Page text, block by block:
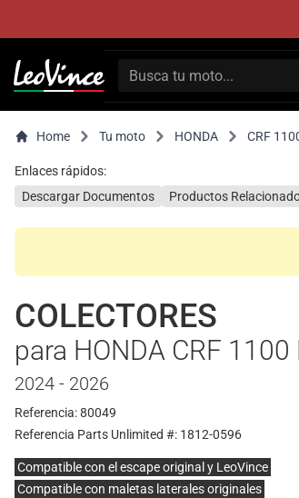
Home Tu moto HONDA CRF
Enlaces rápidos:
Descargar Documentos
Productos
COLECTORES
para HONDA CRF
2024 - 2026
Referencia: 80049
Referencia Parts Unlimited #: 1812-0596
Compatible con el escape original y LeoVince
Compatible con maletas laterales originales